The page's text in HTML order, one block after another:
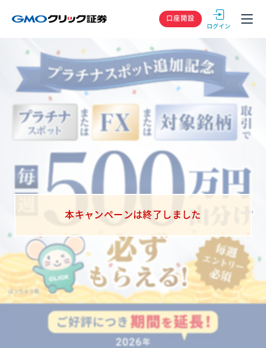
GMOクリック
口座開設
本キャンペーンは終了しました